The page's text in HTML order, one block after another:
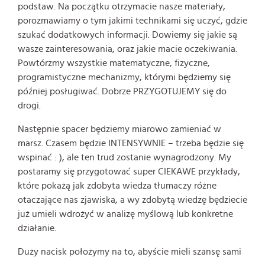
podstaw. Na początku otrzymacie nasze materiały,
porozmawiamy o tym jakimi technikami się uczyć, gdzie
szukać dodatkowych informacji. Dowiemy się jakie są
wasze zainteresowania, oraz jakie macie oczekiwania.
Powtórzmy wszystkie matematyczne, fizyczne,
programistyczne mechanizmy, którymi będziemy się
później posługiwać. Dobrze PRZYGOTUJEMY się do
drogi.
Następnie spacer będziemy miarowo zamieniać w
marsz. Czasem będzie INTENSYWNIE – trzeba będzie się
wspinać : ), ale ten trud zostanie wynagrodzony. My
postaramy się przygotować super CIEKAWE przykłady,
które pokażą jak zdobyta wiedza tłumaczy różne
otaczające nas zjawiska, a wy zdobytą wiedzę będziecie
już umieli wdrożyć w analizę myślową lub konkretne
działanie.
Duży nacisk położymy na to, abyście mieli szansę sami